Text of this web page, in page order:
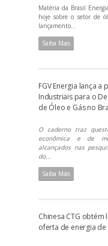
Matéria da Brasil
hoje sobre o setor de
lançamento...
Saiba Mais
FGV Energia lança
Industriais para o
de Óleo e Gás no
O caderno traz
econômica e de
alcançados nas
do...
Saiba Mais
Chinesa CTG
oferta de energia